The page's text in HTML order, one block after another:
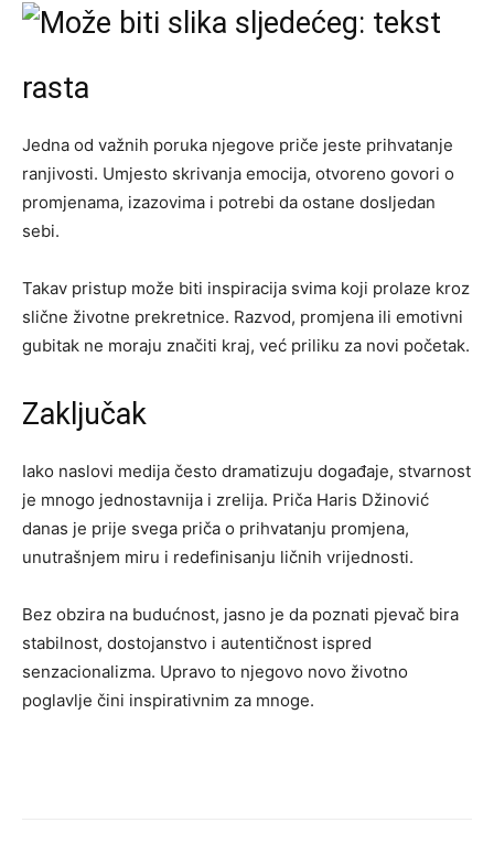
rasta
Jedna od važnih poruka njegove priče jeste prihvatanje
ranjivosti. Umjesto skrivanja emocija, otvoreno govori o
promjenama, izazovima i potrebi da ostane dosljedan
sebi.
Takav pristup može biti inspiracija svima koji prolaze kroz
slične životne prekretnice. Razvod, promjena ili emotivni
gubitak ne moraju značiti kraj, već priliku za novi početak.
Zaključak
Iako naslovi medija često dramatizuju događaje, stvarnost
je mnogo jednostavnija i zrelija. Priča Haris Džinović
danas je prije svega priča o prihvatanju promjena,
unutrašnjem miru i redefinisanju ličnih vrijednosti.
Bez obzira na budućnost, jasno je da poznati pjevač bira
stabilnost, dostojanstvo i autentičnost ispred
senzacionalizma. Upravo to njegovo novo životno
poglavlje čini inspirativnim za mnoge.